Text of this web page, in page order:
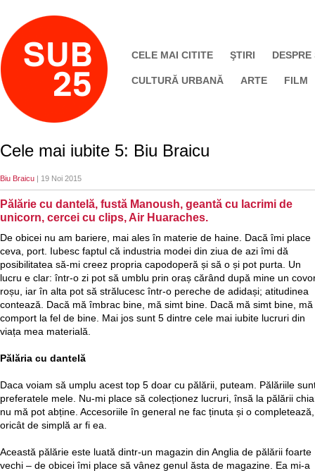
CELE MAI CITITE ŞTIRI DESPRE
CULTURĂ URBANĂ ARTE FILM
Cele mai iubite 5: Biu Braicu
Biu Braicu | 19 Noi 2015
Pălărie cu dantelă, fustă Manoush, geantă cu lacrimi de
unicorn, cercei cu clips, Air Huaraches.
De obicei nu am bariere, mai ales în materie de haine. Dacă îmi place
ceva, port. Iubesc faptul că industria modei din ziua de azi îmi dă
posibilitatea să-mi creez propria capodoperă și să o și pot purta. Un
lucru e clar: într-o zi pot să umblu prin oraș cărând după mine un
roșu, iar în alta pot să strălucesc într-o pereche de adidași; atitudinea
contează. Dacă mă îmbrac bine, mă simt bine. Dacă mă simt bine, mă
comport la fel de bine. Mai jos sunt 5 dintre cele mai iubite lucruri din
viața mea materială.
Pălăria cu dantelă
Daca voiam să umplu acest top 5 doar cu pălării, puteam. Pălăriile
preferatele mele. Nu-mi place să colecționez lucruri, însă la pălării
nu mă pot abține. Accesoriile în general ne fac ținuta și o completează,
oricât de simplă ar fi ea.
Această pălărie este luată dintr-un magazin din Anglia de pălării foarte
vechi – de obicei îmi place să vânez genul ăsta de magazine. Ea mi-a